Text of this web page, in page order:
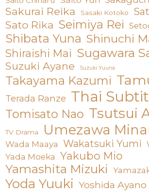
Sakurai Reika Sasaki Kotoko
Sato Rika Seimiya Rei
Shibata Yuna Shinuchi
Shiraishi Mai Sugawara
Suzuki Ayane Suzuki Yuuna
Takayama Kazumi
Terada Ranze Thai
Tomisato Nao Tsutsui
TV Drama Umezawa
Wada Maaya Wakatsuki Yumi
Yada Moeka Yakubo Mio
Yamashita Mizuki
Yoda Yuuki Yoshida